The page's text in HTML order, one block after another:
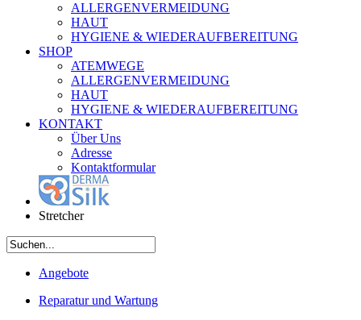
ALLERGENVERMEIDUNG
HAUT
HYGIENE & WIEDERAUFBEREITUNG
SHOP
ATEMWEGE
ALLERGENVERMEIDUNG
HAUT
HYGIENE & WIEDERAUFBEREITUNG
KONTAKT
Über Uns
Adresse
Kontaktformular
Stretcher
Angebote
Reparatur und Wartung